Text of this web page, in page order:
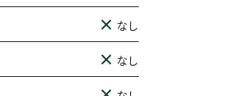
なし
なし